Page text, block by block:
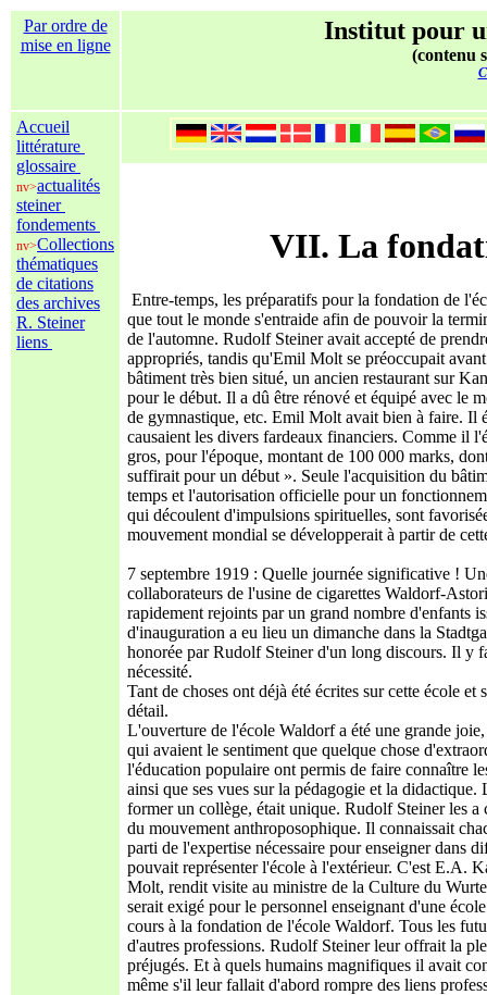
Par ordre de
mise en ligne
Institut pour
(contenu
Accueil
littérature
glossaire
nv>actualités
steiner
fondements
nv>Collections
thématiques
de citations
des archives
R. Steiner
liens
VII. La
Entre-temps, les préparatifs pour la fondation de
que tout le monde s'entraide afin de pouvoir la
de l'automne. Rudolf Steiner avait accepté de
appropriés, tandis qu'Emil Molt se préoccupait
bâtiment très bien situé, un ancien restaurant sur
pour le début. Il a dû être rénové et équipé avec le
de gymnastique, etc. Emil Molt avait bien à faire. Il
causaient les divers fardeaux financiers. Comme il
gros, pour l'époque, montant de 100 000 marks,
suffirait pour un début ». Seule l'acquisition du
temps et l'autorisation officielle pour un
qui découlent d'impulsions spirituelles, sont
mouvement mondial se développerait à partir de
7 septembre 1919 : Quelle journée significative !
collaborateurs de l'usine de cigarettes Waldorf-
rapidement rejoints par un grand nombre d'enfants
d'inauguration a eu lieu un dimanche dans la
honorée par Rudolf Steiner d'un long discours. Il y
nécessité.
Tant de choses ont déjà été écrites sur cette école
détail.
L'ouverture de l'école Waldorf a été une grande
qui avaient le sentiment que quelque chose
l'éducation populaire ont permis de faire connaître
ainsi que ses vues sur la pédagogie et la
former un collège, était unique. Rudolf Steiner les a
du mouvement anthroposophique. Il connaissait
parti de l'expertise nécessaire pour enseigner dans
pouvait représenter l'école à l'extérieur. C'est E.A.
Molt, rendit visite au ministre de la Culture du
serait exigé pour le personnel enseignant d'une
cours à la fondation de l'école Waldorf. Tous les
d'autres professions. Rudolf Steiner leur offrait la
préjugés. Et à quels humains magnifiques il avait
même s'il leur fallait d'abord rompre des liens